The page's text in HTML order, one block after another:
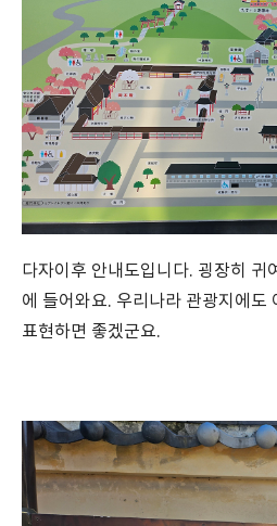
다자이후 안내도입니다. 굉장히 귀
에 들어와요. 우리나라 관광지에도
표현하면 좋겠군요.